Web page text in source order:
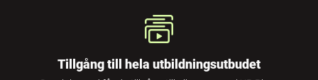
Tillgång till hela utbildningsutbudet